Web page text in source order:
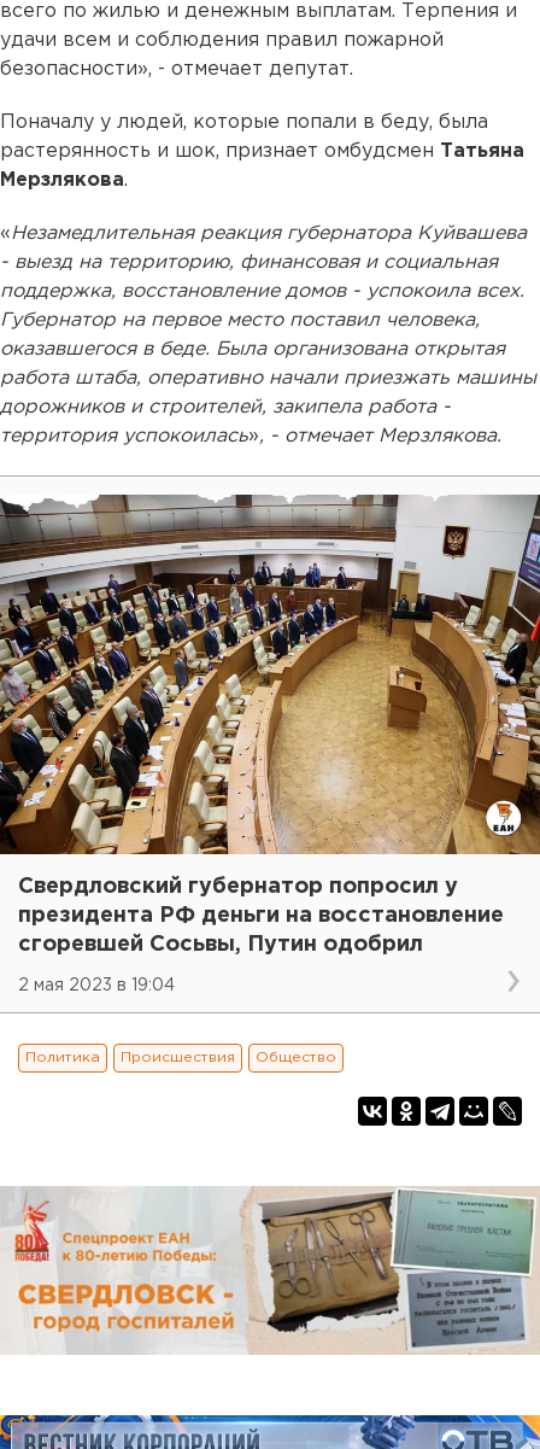
всего по жилью и денежным выплатам. Терпения и
удачи всем и соблюдения правил пожарной
безопасности», - отмечает депутат.
Поначалу у людей, которые попали в беду, была
растерянность и шок, признает омбудсмен Татьяна
Мерзлякова.
« Незамедлительная реакция губернатора Куйвашева
- выезд на территорию, финансовая и социальная
поддержка, восстановление домов - успокоила всех.
Губернатор на первое место поставил человека,
оказавшегося в беде. Была организована открытая
работа штаба, оперативно начали приезжать машины
дорожников и строителей, закипела работа -
территория успокоилась», - отмечает Мерзлякова.
Свердловский губернатор попросил у
президента РФ деньги на восстановление
сгоревшей Сосьвы, Путин одобрил
2 мая 2023 в 19:04
Политика Происшествия Общество